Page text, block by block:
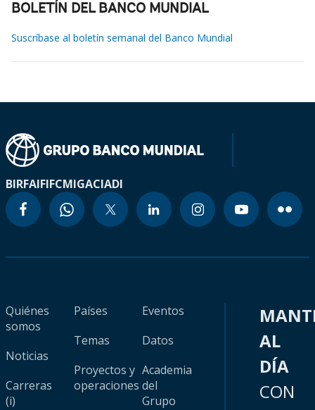
BOLETÍN DEL BANCO MUNDIAL
Suscríbase al boletín semanal del Banco Mundial
BIRFAIFIFCMIGACIADI
Quiénes
somos
Noticias
Carreras
(i)
Países
Temas
Proyectos y
operaciones
Eventos
Datos
Academia
del
Grupo
AL
DÍA
CON